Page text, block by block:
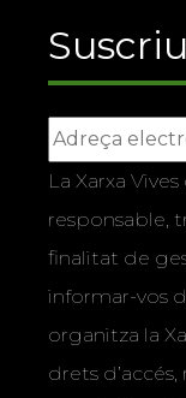
La Xarxa
responsable,
finalitat de
informar-vos
organitza la
drets